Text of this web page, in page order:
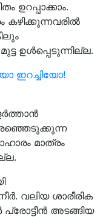
കഴിക്കുന്നവരിൽ
ഉൾപ്പെടുന്നില്ല.
ഇറച്ചിയോ!
മാത്രം
വലിയ ശാരീരിക
അടങ്ങിയ